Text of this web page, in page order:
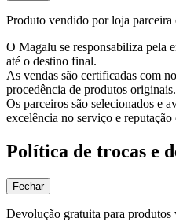
Produto vendido por loja parceira
O Magalu se responsabiliza pela
até o destino final.
As vendas são certificadas com
procedência de produtos originais.
Os parceiros são selecionados e
excelência no serviço e reputação
Política de trocas e
Fechar
Devolução gratuita para produtos